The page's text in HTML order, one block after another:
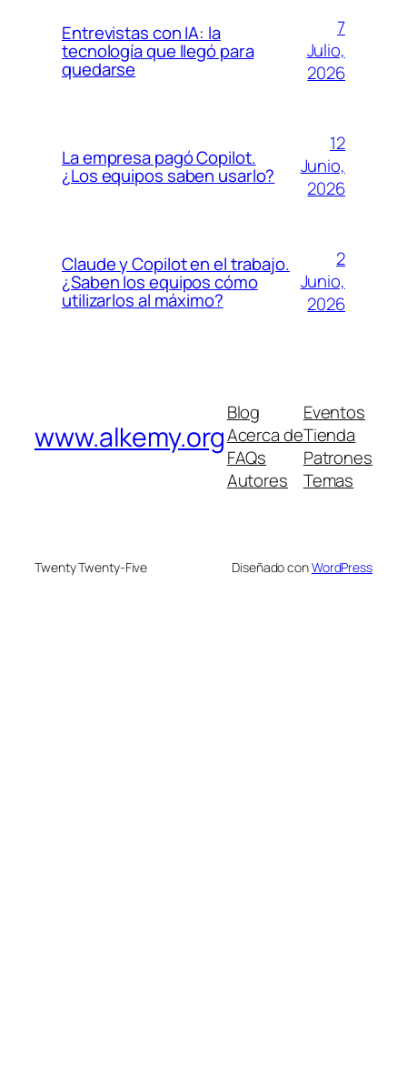
Entrevistas con IA: la
tecnología que llegó para
quedarse
7
Julio,
2026
La empresa pagó Copilot.
¿Los equipos saben usarlo?
12
Junio,
2026
Claude y Copilot en el trabajo.
¿Saben los equipos cómo
utilizarlos al máximo?
2
Junio,
2026
www.alkemy.org
Blog
Acerca de
FAQs
Autores
Eventos
Tienda
Patrones
Temas
Twenty Twenty-Five Diseñado conWordPress